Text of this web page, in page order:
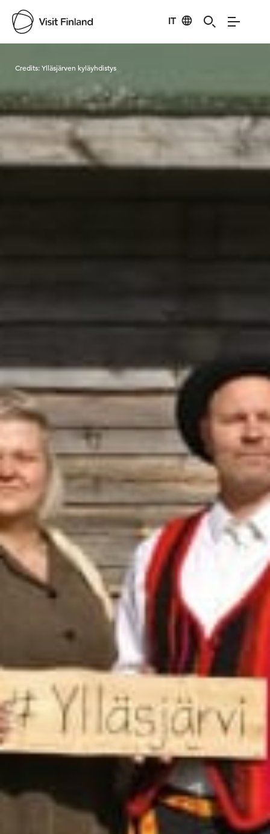
IT
Credits:Ylläsjärven kyläyhdistys